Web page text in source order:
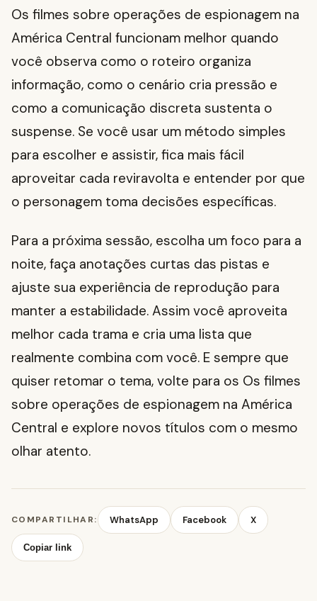
Os filmes sobre operações de espionagem na
América Central funcionam melhor quando
você observa como o roteiro organiza
informação, como o cenário cria pressão e
como a comunicação discreta sustenta o
suspense. Se você usar um método simples
para escolher e assistir, fica mais fácil
aproveitar cada reviravolta e entender por que
o personagem toma decisões específicas.
Para a próxima sessão, escolha um foco para a
noite, faça anotações curtas das pistas e
ajuste sua experiência de reprodução para
manter a estabilidade. Assim você aproveita
melhor cada trama e cria uma lista que
realmente combina com você. E sempre que
quiser retomar o tema, volte para os Os filmes
sobre operações de espionagem na América
Central e explore novos títulos com o mesmo
olhar atento.
COMPARTILHAR: WhatsApp Facebook X
Copiar link